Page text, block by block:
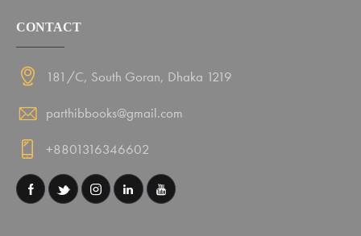
CONTACT
181/C, South Goran, Dhaka 1219
parthibbooks@gmail.com
+8801316346602